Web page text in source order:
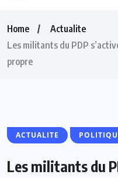
Home
Actualite
Les militants du PDP
propre
ACTUALITE
Les militants du